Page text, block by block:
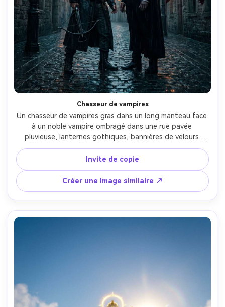
Chasseur de vampires
Un chasseur de vampires gras dans un long manteau face
à un noble vampire ombragé dans une rue pavée
pluvieuse, lanternes gothiques, bannières de velours
rouge, contact visuel tensionné, rétroéclairage
cinématographique et bandes de pluie, composition
artistique clé d'affiche avec des lignes de tête diagonales
et de l'espace pour le titre, visages photoréalistes et
tissu, prise sur Sony A7S III, 35mm, contraste élevé-AR 4:5
Invite de copie
Créer une Image similaire ↗